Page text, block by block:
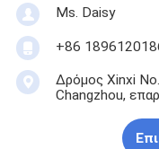
Ms. Daisy
+86
Δρόμος Xinxi
Changzhou,